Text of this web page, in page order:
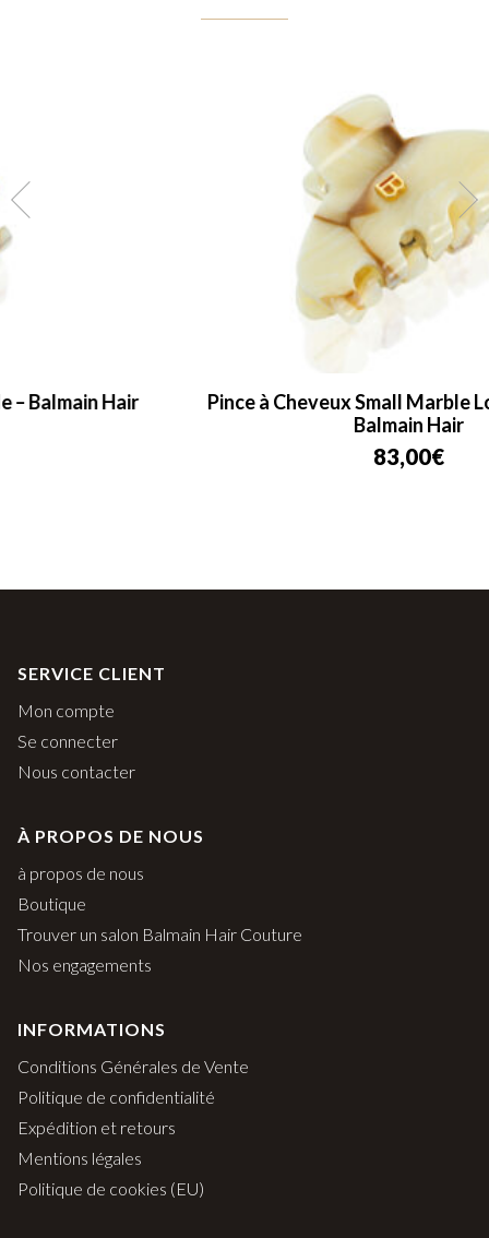
Pince à Cheveux Small Marble Locks of Gold –
SERVICE CLIENT
Mon compte
Se connecter
Nous contacter
À PROPOS DE NOUS
à propos de nous
Boutique
Trouver un salon Balmain Hair Couture
Nos engagements
INFORMATIONS
Conditions Générales de Vente
Politique de confidentialité
Expédition et retours
Mentions légales
Politique de cookies (EU)